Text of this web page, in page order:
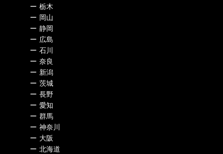
ー 栃木
ー 岡山
ー 静岡
ー 広島
ー 石川
ー 奈良
ー 新潟
ー 茨城
ー 長野
ー 愛知
ー 群馬
ー 神奈川
ー 大阪
ー 北海道